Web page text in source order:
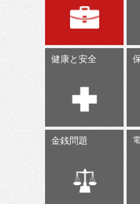
健康と安全
金銭問題